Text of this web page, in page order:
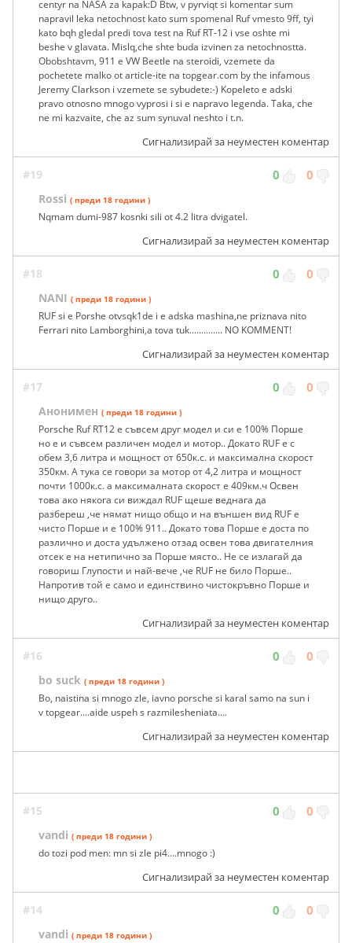
centyr na NASA za kapak:D Btw, v pyrviqt si komentar sum
napravil leka netochnost kato sum spomenal Ruf vmesto 9ff, tyi
kato bqh gledal predi tova test na Ruf RT-12 i vse oshte mi
beshe v glavata. Mislq,che shte buda izvinen za netochnostta.
Obobshtavm, 911 e VW Beetle na steroidi, vzemete da
pochetete malko ot article-ite na topgear.com by the infamous
Jeremy Clarkson i vzemete se sybudete:-) Kopeleto e adski
pravo otnosno mnogo vyprosi i si e napravo legenda. Taka, che
ne mi kazvaite, che az sum synuval neshto i t.n.
Сигнализирай за неуместен коментар
#19 0 0
Rossi ( преди 18 години )
Nqmam dumi-987 kosnki sili ot 4.2 litra dvigatel.
Сигнализирай за неуместен коментар
#18 0 0
NANI ( преди 18 години )
RUF si e Porshe otvsqk1de i e adska mashina,ne priznava nito
Ferrari nito Lamborghini,a tova tuk.............. NO KOMMENT!
Сигнализирай за неуместен коментар
#17 0 0
Анонимен ( преди 18 години )
Porsche Ruf RT12 e съвсем друг модел и си е 100% Порше
но е и съвсем различен модел и мотор.. Докато RUF е с
обем 3,6 литра и мощност от 650к.с. и максимална скорост
350км. А тука се говори за мотор от 4,2 литра и мощност
почти 1000к.с. а максималната скорост е 409км.ч Освен
това ако някога си виждал RUF щеше веднага да
разбереш ,че нямат нищо общо и на външен вид RUF е
чисто Порше и е 100% 911.. Докато това Порше е доста по
различно и доста удължено отзад освен това двигателния
отсек е на нетипично за Порше място.. Не се излагай да
говориш Глупости и най-вече ,че RUF не било Порше..
Напротив той е само и единствино чистокръвно Порше и
нищо друго..
Сигнализирай за неуместен коментар
#16 0 0
bo suck ( преди 18 години )
Bo, naistina si mnogo zle, iavno porsche si karal samo na sun i
v topgear....aide uspeh s razmilesheniata....
Сигнализирай за неуместен коментар
#15 0 0
vandi ( преди 18 години )
do tozi pod men: mn si zle pi4....mnogo :)
Сигнализирай за неуместен коментар
#14 0 0
vandi ( преди 18 години )